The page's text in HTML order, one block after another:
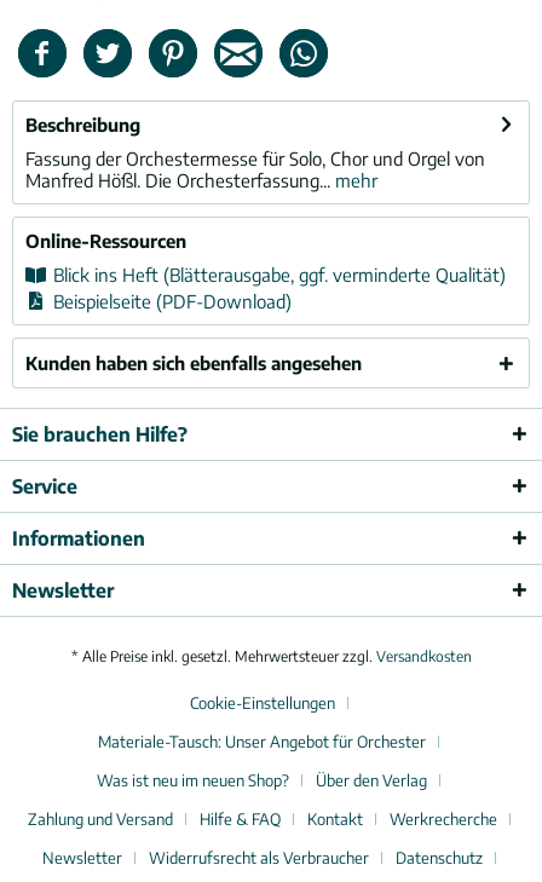
Beschreibung
Fassung der Orchestermesse für Solo, Chor und Orgel von
Manfred Hößl. Die Orchesterfassung... mehr
Online-Ressourcen
Blick ins Heft (Blätterausgabe, ggf. verminderte Qualität)
Beispielseite (PDF-Download)
Kunden haben sich ebenfalls angesehen
Sie brauchen Hilfe?
Service
Informationen
Newsletter
* Alle Preise inkl. gesetzl. Mehrwertsteuer zzgl. Versandkosten
Cookie-Einstellungen
Materiale-Tausch: Unser Angebot für Orchester
Was ist neu im neuen Shop?
Über den Verlag
Zahlung und Versand
Hilfe & FAQ Kontakt
Werkrecherche
Newsletter
Widerrufsrecht als Verbraucher
Datenschutz